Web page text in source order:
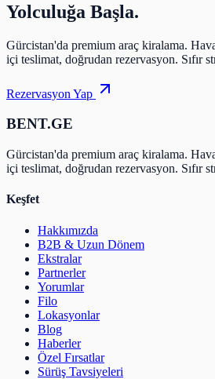
Yolculuğa Başla.
Gürcistan'da premium araç kiralama.
içi teslimat, doğrudan rezervasyon. Sıfır
Rezervasyon Yap
BENT.GE
Gürcistan'da premium araç kiralama.
içi teslimat, doğrudan rezervasyon. Sıfır
Keşfet
Hakkımızda
B2B & Uzun Dönem
Ekstralar
Partnerler
Yorumlar
Filo
Lokasyonlar
Blog
Haberler
Özel Fırsatlar
Sürüş Tavsiyeleri